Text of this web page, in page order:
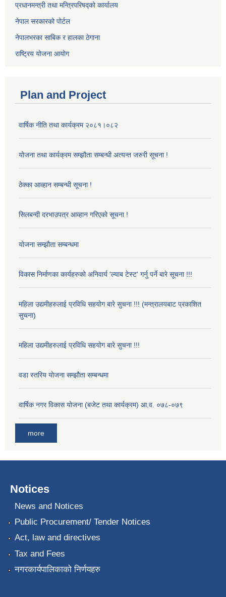
प्रधानमन्त्री तथा मन्त्रिपरिषद्को कार्यालय
नेपाल सरकारको पोर्टल
नेपालभरका साबिक र हालका ठेगाना
राष्ट्रिय योजना आयोग
Plan and Project
वार्षिक नीति तथा कार्यक्रम २०८१।०८२
योजना तथा कार्यक्रम सम्झौता सम्बन्धी अत्यन्त जरुरी सूचना !
ठेक्का आव्हान सम्बन्धी सूचना !
सिलबन्दी दरभाउपत्र आव्हान गरिएको सूचना !
योजना सम्झौता सम्बन्धमा
विकास निर्माणका कार्यहरुको अनिवार्य 'ल्याब टेस्ट' गर्नु पर्ने बारे सूचना !!!
महिला उद्यमीहरुलाई प्रविधि सहयोग बारे सुचना !!! (मन्त्रालयबाट प्रकाशित
सुचना)
महिला उद्यमीहरुलाई प्रविधि सहयोग बारे सुचना !!!
वडा स्तरिय योजना सम्झौता सम्बन्धमा
वार्षिक नगर विकास योजना (बजेट तथा कार्यक्रम) आ.व. ०७८-०७९
more
Notices
News and Notices
Public Procurement/ Tender Notices
Act, law and directives
Tax and Fees
नगरकार्यपालिकाको निर्णयहरु